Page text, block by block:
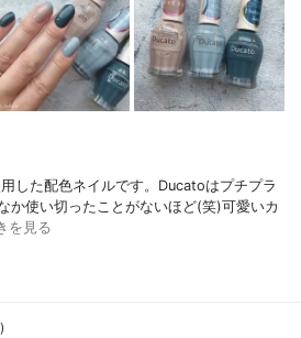
した配色ネイルです。Ducatoはプチプラ
か使い切ったことがないほど(笑)可愛いカ
を見る